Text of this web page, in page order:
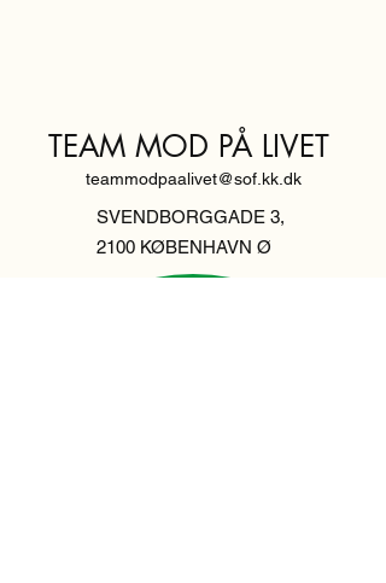
TEAM MOD PÅ LIVET
teammodpaalivet@sof.kk.dk
SVENDBORGGADE 3,
2100 KØBENHAVN Ø